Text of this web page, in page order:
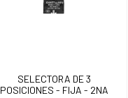
SELECTORA DE 3
POSICIONES - FIJA - 2NA